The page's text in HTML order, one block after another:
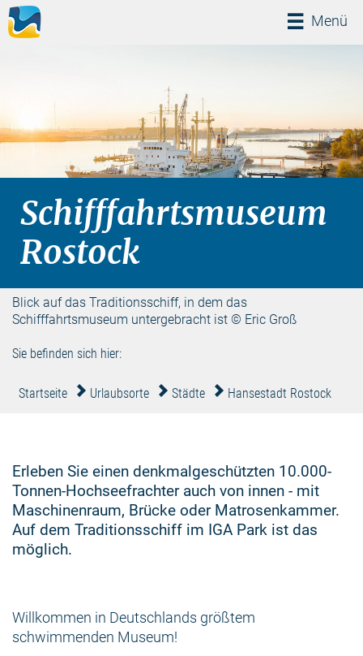
Menü
Menü
Blick auf das Traditionsschiff, in dem das
Schifffahrtsmuseum untergebracht ist © Eric Groß
Schifffahrtsmuseum
Rostock
Sie befinden sich hier:
Startseite Urlaubsorte Städte Hansestadt Rostock
Erleben Sie einen denkmalgeschützten 10.000-
Tonnen-Hochseefrachter auch von innen - mit
Maschinenraum, Brücke oder Matrosenkammer.
Auf dem Traditionsschiff im IGA Park ist das
möglich.
Willkommen in Deutschlands größtem
schwimmenden Museum!